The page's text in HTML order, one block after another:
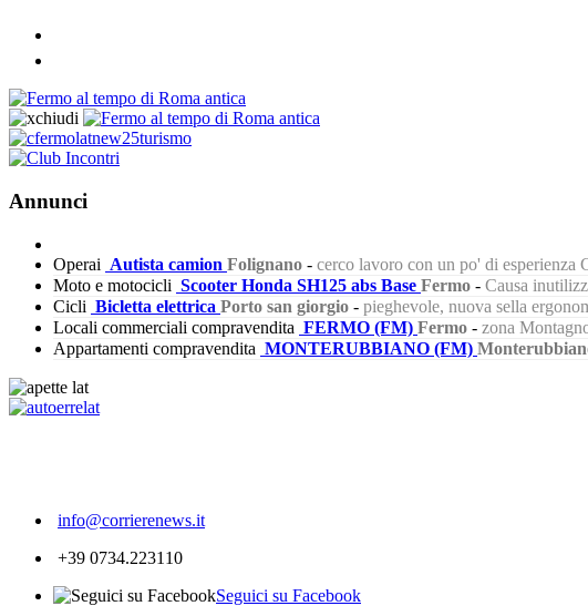
Annunci
Operai Autista camion Folignano - cerco lavoro con un po' di esperienza
Moto e motocicli Scooter Honda SH125 abs Base Fermo - Causa
Cicli Bicletta elettrica Porto san giorgio - pieghevole, nuova sella
Locali commerciali compravendita FERMO (FM) Fermo - zona
Appartamenti compravendita MONTERUBBIANO (FM)
info@corrierenews.it
+39 0734.223110
Seguici su Facebook